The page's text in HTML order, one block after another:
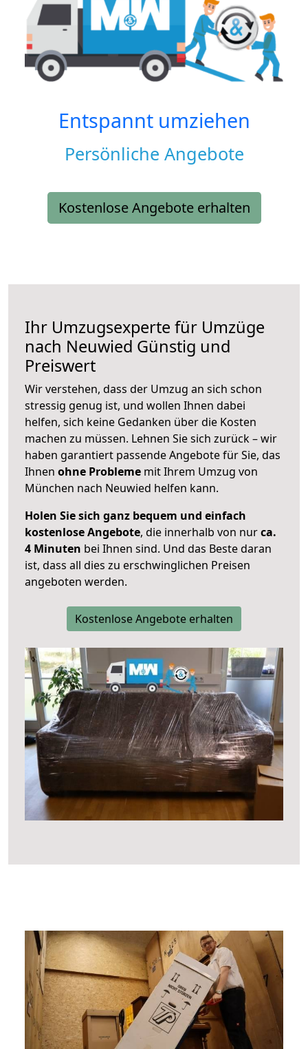
Entspannt umziehen
Persönliche Angebote
Kostenlose Angebote erhalten
Ihr Umzugsexperte für Umzüge
nach Neuwied Günstig und
Preiswert
Wir verstehen, dass der Umzug an sich schon
stressig genug ist, und wollen Ihnen dabei
helfen, sich keine Gedanken über die Kosten
machen zu müssen. Lehnen Sie sich zurück – wir
haben garantiert passende Angebote für Sie, das
Ihnen ohne Probleme mit Ihrem Umzug von
München nach Neuwied helfen kann.
Holen Sie sich ganz bequem und einfach
kostenlose Angebote, die innerhalb von nurca.
4 Minuten bei Ihnen sind. Und das Beste daran
ist, dass all dies zu erschwinglichen Preisen
angeboten werden.
Kostenlose Angebote erhalten